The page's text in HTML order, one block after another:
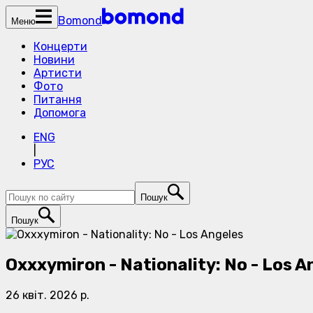
Меню
Bomond
Концерти
Новини
Артисти
Фото
Питання
Допомога
ENG
РУС
Пошук
Пошук
Oxxxymiron - Nationality: No - Los
26 квіт. 2026 р.